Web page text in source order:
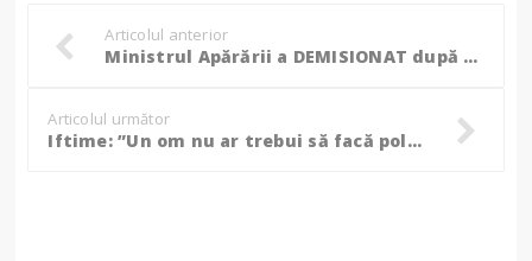
Articolul anterior
Ministrul Apărării a DEMISIONAT după ce a fost acuzat că și-a falsificat CV-ul!
Articolul următor
Iftime: ”Un om nu ar trebui să facă politică dacă nu e bogat!”